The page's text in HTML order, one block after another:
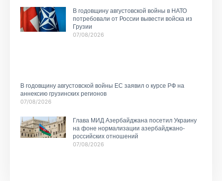
В годовщину августовской войны в НАТО
потребовали от России вывести войска из
Грузии
07/08/2026
В годовщину августовской войны ЕС заявил о курсе РФ на
аннексию грузинских регионов
07/08/2026
Глава МИД Азербайджана посетил Украину
на фоне нормализации азербайджано-
российских отношений
07/08/2026